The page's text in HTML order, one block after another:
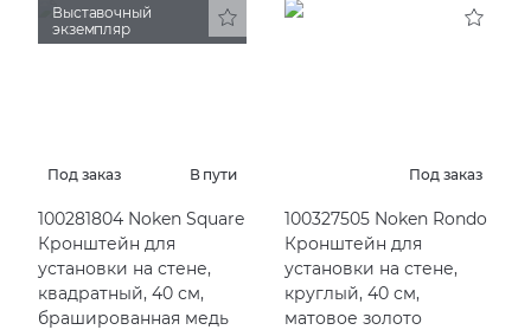
Выставочный
экземпляр
Под заказ В пути
100281804 Noken Square
Кронштейн для
установки на стене,
квадратный, 40 см,
брашированная медь
Под заказ
100327505 Noken Rondo
Кронштейн для
установки на стене,
круглый, 40 см,
матовое золото